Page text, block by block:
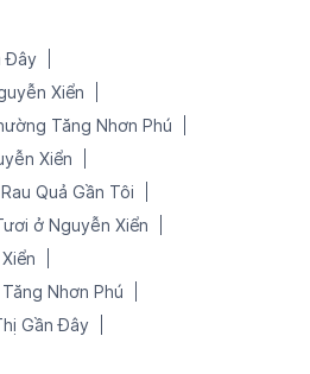
Đây
Xiển
Tăng Nhơn Phú
Xiển
Rau Quả Gần Tôi
ở Nguyễn Xiển
Nhơn Phú
Gần Đây